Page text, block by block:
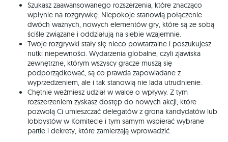
Szukasz zaawansowanego rozszerzenia, które znacząco
wpłynie na rozgrywkę. Niepokoje stanowią połączenie
dwóch ważnych, nowych elementów gry, które są ze sobą
ściśle związane i oddziałują na siebie wzajemnie.
Twoje rozgrywki stały się nieco powtarzalne i poszukujesz
nutki niepewności. Wydarzenia globalne, czyli zjawiska
zewnętrzne, którym wszyscy gracze muszą się
podporządkować, są co prawda zapowiadane z
wyprzedzeniem, ale i tak stanowią nie lada utrudnienie.
Chętnie weźmiesz udział w walce o wpływy. Z tym
rozszerzeniem zyskasz dostęp do nowych akcji, które
pozwolą Ci umieszczać delegatów z grona kandydatów lub
lobbystów w Komitecie i tym samym wspierać wybrane
partie i dekrety, które zamierzają wprowadzić.